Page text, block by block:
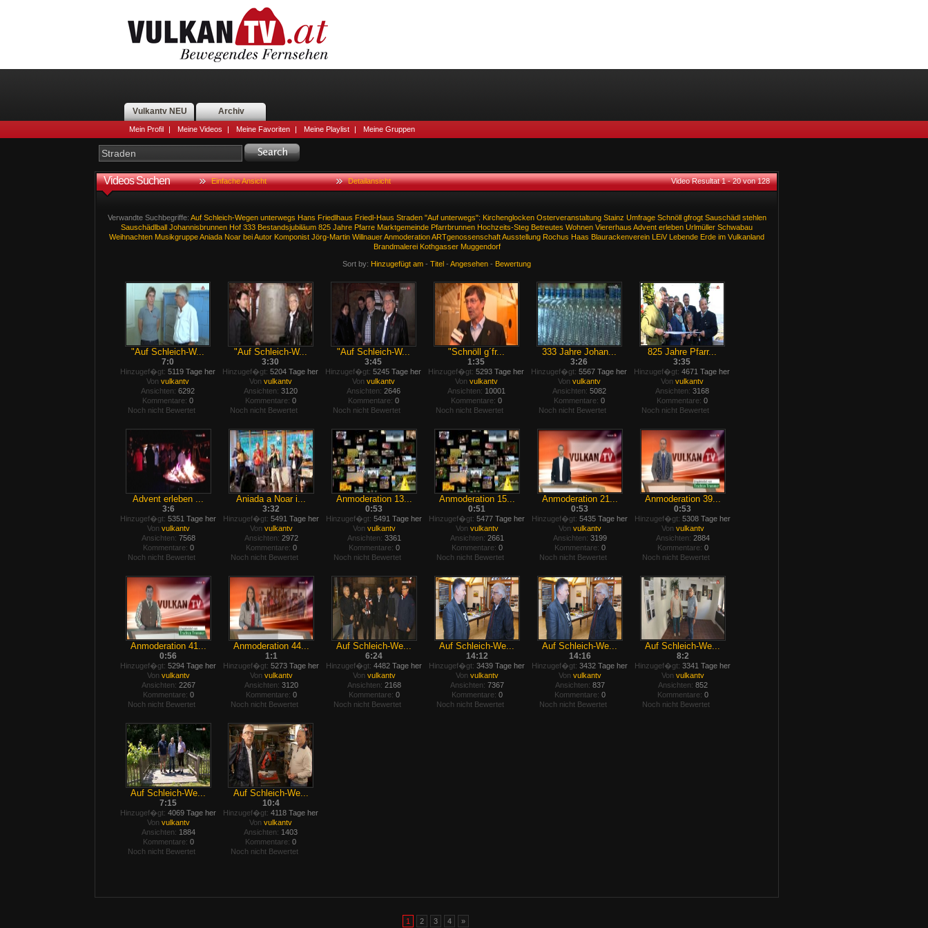
Vulkantv NEU Archiv
Mein Profil | Meine Videos | Meine Favoriten | Meine Playlist | Meine Gruppen
Videos Suchen Einfache Ansicht Detailansicht Video Resultat 1 - 20 von 128
Verwandte Suchbegriffe: Auf Schleich-Wegen unterwegs Hans Friedlhaus Friedl-Haus Straden "Auf unterwegs": Kirchenglocken Osterveranstaltung Stainz Umfrage Schnöll gfrogt Sauschädl stehlen
Sauschädlball Johannisbrunnen Hof 333 Bestandsjubiläum 825 Jahre Pfarre Marktgemeinde Pfarrbrunnen Hochzeits-Steg Betreutes Wohnen Viererhaus Advent erleben Urlmüller Schwabau
Weihnachten MusikgruppeAniada Noar beiAutor Komponist Jörg-Martin WillnauerAnmoderationARTgenossenschaftAusstellung Rochus Haas Blaurackenverein LEiV Lebende Erde im Vulkanland
Brandmalerei Kothgasser Muggendorf
Sort by: Hinzugefügt am - Titel - Angesehen - Bewertung
"Auf Schleich-W...
7:0
Hinzugef�gt: 5119 Tage her
Von vulkantv
Ansichten: 6292
Kommentare: 0
Noch nicht Bewertet
"Auf Schleich-W...
3:30
Hinzugef�gt: 5204 Tage her
Von vulkantv
Ansichten: 3120
Kommentare: 0
Noch nicht Bewertet
"Auf Schleich-W...
3:45
Hinzugef�gt: 5245 Tage her
Von vulkantv
Ansichten: 2646
Kommentare: 0
Noch nicht Bewertet
"Schnöll g´fr...
1:35
Hinzugef�gt: 5293 Tage her
Von vulkantv
Ansichten: 10001
Kommentare: 0
Noch nicht Bewertet
333 Jahre Johan...
3:26
Hinzugef�gt: 5567 Tage her
Von vulkantv
Ansichten: 5082
Kommentare: 0
Noch nicht Bewertet
825 Jahre Pfarr...
3:35
Hinzugef�gt: 4671 Tage her
Von vulkantv
Ansichten: 3168
Kommentare: 0
Noch nicht Bewertet
Advent erleben ...
3:6
Hinzugef�gt: 5351 Tage her
Von vulkantv
Ansichten: 7568
Kommentare: 0
Noch nicht Bewertet
Aniada a Noar i...
3:32
Hinzugef�gt: 5491 Tage her
Von vulkantv
Ansichten: 2972
Kommentare: 0
Noch nicht Bewertet
Anmoderation 13...
0:53
Hinzugef�gt: 5491 Tage her
Von vulkantv
Ansichten: 3361
Kommentare: 0
Noch nicht Bewertet
Anmoderation 15...
0:51
Hinzugef�gt: 5477 Tage her
Von vulkantv
Ansichten: 2661
Kommentare: 0
Noch nicht Bewertet
Anmoderation 21...
0:53
Hinzugef�gt: 5435 Tage her
Von vulkantv
Ansichten: 3199
Kommentare: 0
Noch nicht Bewertet
Anmoderation 39...
0:53
Hinzugef�gt: 5308 Tage her
Von vulkantv
Ansichten: 2884
Kommentare: 0
Noch nicht Bewertet
Anmoderation 41...
0:56
Hinzugef�gt: 5294 Tage her
Von vulkantv
Ansichten: 2267
Kommentare: 0
Noch nicht Bewertet
Anmoderation 44...
1:1
Hinzugef�gt: 5273 Tage her
Von vulkantv
Ansichten: 3120
Kommentare: 0
Noch nicht Bewertet
Auf Schleich-We...
6:24
Hinzugef�gt: 4482 Tage her
Von vulkantv
Ansichten: 2168
Kommentare: 0
Noch nicht Bewertet
Auf Schleich-We...
14:12
Hinzugef�gt: 3439 Tage her
Von vulkantv
Ansichten: 7367
Kommentare: 0
Noch nicht Bewertet
Auf Schleich-We...
14:16
Hinzugef�gt: 3432 Tage her
Von vulkantv
Ansichten: 837
Kommentare: 0
Noch nicht Bewertet
Auf Schleich-We...
8:2
Hinzugef�gt: 3341 Tage her
Von vulkantv
Ansichten: 852
Kommentare: 0
Noch nicht Bewertet
Auf Schleich-We...
7:15
Hinzugef�gt: 4069 Tage her
Von vulkantv
Ansichten: 1884
Kommentare: 0
Noch nicht Bewertet
Auf Schleich-We...
10:4
Hinzugef�gt: 4118 Tage her
Von vulkantv
Ansichten: 1403
Kommentare: 0
Noch nicht Bewertet
1 2 3 4 »